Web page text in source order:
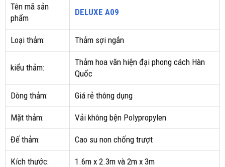
Tên mã sản
phẩm
DELUXE A09
Loại thảm: Thảm sợi ngắn
kiểu thảm:
Thảm hoa văn hiện đại phong cách Hàn
Quốc
Dòng thảm: Giá rẻ thông dụng
Mặt thảm: Vải không bện Polypropylen
Đế thảm: Cao su non chống trượt
Kích thước: 1.6m x 2.3m và 2m x 3m